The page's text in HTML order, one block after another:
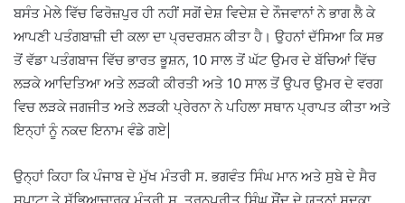
ਬਸੰਤ ਮੇਲੇ ਵਿੱਚ ਫਿਰੋਜ਼ਪੁਰ ਹੀ ਨਹੀਂ ਸਗੋਂ ਦੇਸ਼ ਵਿਦੇਸ਼ ਦੇ ਨੌਜਵਾਨਾਂ ਨੇ ਭਾਗ ਲੈ ਕੇ
ਆਪਣੀ ਪਤੰਗਬਾਜ਼ੀ ਦੀ ਕਲਾ ਦਾ ਪ੍ਰਦਰਸ਼ਨ ਕੀਤਾ ਹੈ। ਉਹਨਾਂ ਦੱਸਿਆ ਕਿ ਸਭ
ਤੋਂ ਵੱਡਾ ਪਤੰਗਬਾਜ ਵਿੱਚ ਭਾਰਤ ਭੂਸ਼ਨ, 10 ਸਾਲ ਤੋਂ ਘੱਟ ਉਮਰ ਦੇ ਬੱਚਿਆਂ ਵਿੱਚ
ਲੜਕੇ ਆਦਿਤਿਆ ਅਤੇ ਲੜਕੀ ਕੀਰਤੀ ਅਤੇ 10 ਸਾਲ ਤੋਂ ਉਪਰ ਉਮਰ ਦੇ ਵਰਗ
ਵਿਚ ਲੜਕੇ ਜਗਜੀਤ ਅਤੇ ਲੜਕੀ ਪ੍ਰੇਰਨਾ ਨੇ ਪਹਿਲਾ ਸਥਾਨ ਪ੍ਰਾਪਤ ਕੀਤਾ ਅਤੇ
ਇਨ੍ਹਾਂ ਨੂੰ ਨਕਦ ਇਨਾਮ ਵੰਡੇ ਗਏ|
ਉਨ੍ਹਾਂ ਕਿਹਾ ਕਿ ਪੰਜਾਬ ਦੇ ਮੁੱਖ ਮੰਤਰੀ ਸ. ਭਗਵੰਤ ਸਿੰਘ ਮਾਨ ਅਤੇ ਸੁਬੇ ਦੇ ਸੈਰ